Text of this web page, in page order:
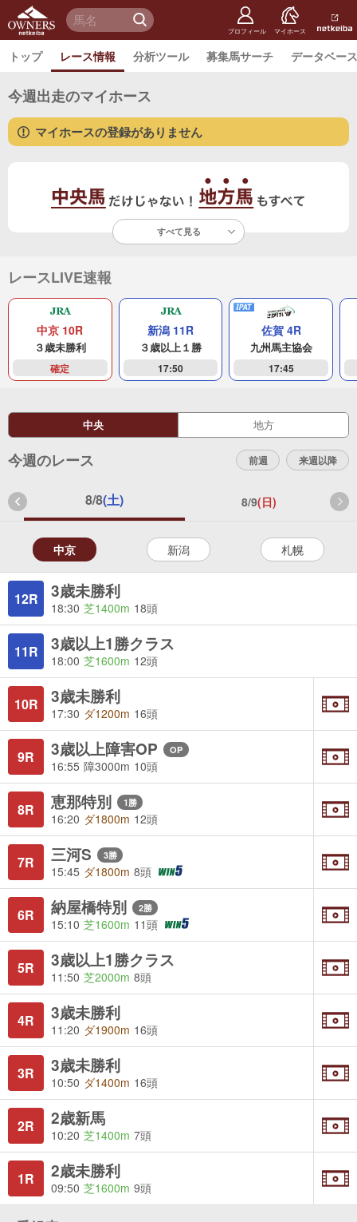
netkeiba
オーナー
ズ プロフィール マイホース
トップ レース情報 分析ツール 募集馬サーチ データベース
今週出走のマイホース
マイホースの登録がありません
マイホースを登録する
すべて見る
レースLIVE速報
中京 10R
３歳未勝利
確定
新潟 11R
３歳以上１勝
17:50
佐賀 4R
九州馬主協会
17:45
中央 地方
今週のレース 前週 来週以降
8/8(土) 8/9(日)
中京 新潟 札幌
12R 3歳未勝利
18:30 芝1400m 18頭
11R 3歳以上1勝クラス
18:00 芝1600m 12頭
10R 3歳未勝利
17:30 ダ1200m 16頭
9R 3歳以上障害OP OP
16:55 障3000m 10頭
8R 恵那特別 1勝
16:20 ダ1800m 12頭
7R 三河S 3勝
15:45 ダ1800m 8頭
6R 納屋橋特別 2勝
15:10 芝1600m 11頭
5R 3歳以上1勝クラス
11:50 芝2000m 8頭
4R 3歳未勝利
11:20 ダ1900m 16頭
3R 3歳未勝利
10:50 ダ1400m 16頭
2R 2歳新馬
10:20 芝1400m 7頭
1R 2歳未勝利
09:50 芝1600m 9頭